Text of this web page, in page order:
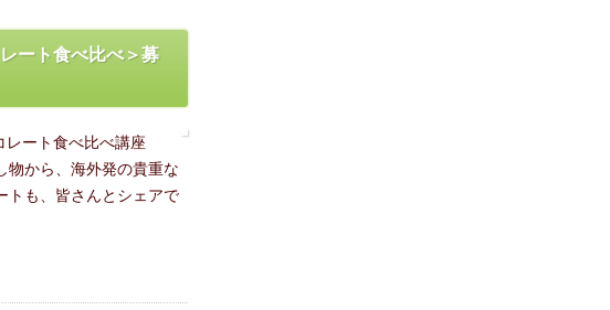
ート食べ比べ＞募
レート食べ比べ講座
物から、海外発の貴重な
トも、皆さんとシェアで